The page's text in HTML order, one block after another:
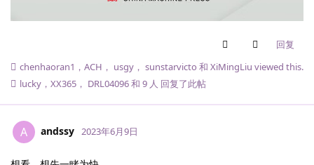
回复
chenhaoran1 ， ACH ， usgy ， sunstarvicto 和 XiMingLiu viewed this.
lucky ， XX365 ， DRL04096和 9 人 回复了此帖
A andssy 2023年6月9日